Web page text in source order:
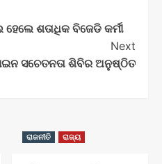
ଶତାଧିକ ବିଜେଡି କର୍ମୀ
Next
ସଚେତନତା ଶିବିର ଅନୁଷ୍ଠିତ
ରାଜନୀତି ରାଜ୍ୟ